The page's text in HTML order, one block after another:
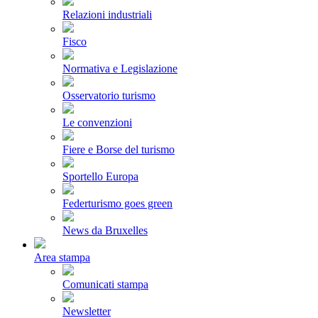
Relazioni industriali
Fisco
Normativa e Legislazione
Osservatorio turismo
Le convenzioni
Fiere e Borse del turismo
Sportello Europa
Federturismo goes green
News da Bruxelles
Area stampa
Comunicati stampa
Newsletter